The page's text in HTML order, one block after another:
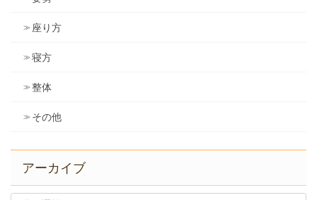
座り方
寝方
整体
その他
アーカイブ
ア